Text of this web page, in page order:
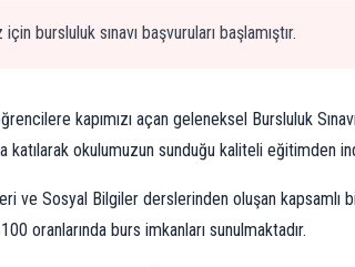
bursluluk sınavı başvuruları başlamıştır.
kapımızı açan geleneksel Bursluluk
okulumuzun sunduğu kaliteli eğitimden
ve Sosyal Bilgiler derslerinden oluşan kapsamlı
oranlarında burs imkanları sunulmaktadır.